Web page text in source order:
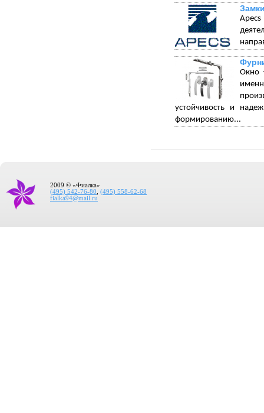
Apecs
Окно
устойчивость и
формированию...
2009 © «Фиалка»
(495) 542-76-80
(495) 558-62-68
fialka94@mail.ru